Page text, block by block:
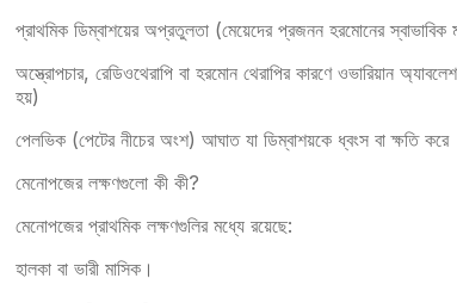
প্রাথমিক ডিম্বাশয়ের অপ্রতুলতা (মেয়েদের প্রজনন হরমোনের স্বাভাবিক
অস্ত্রোপচার, রেডিওথেরাপি বা হরমোন থেরাপির কারণে ওভারিয়ান
হয়)
পেলভিক (পেটের নীচের অংশ) আঘাত যা ডিম্বাশয়কে ধ্বংস বা ক্ষতি করে
মেনোপজের লক্ষণগুলো কী কী?
মেনোপজের প্রাথমিক লক্ষণগুলির মধ্যে রয়েছে:
হালকা বা ভারী মাসিক।